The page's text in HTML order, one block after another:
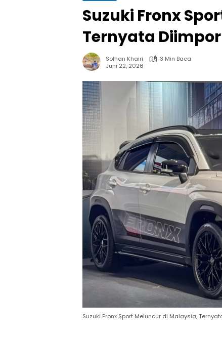
Suzuki Fronx
Ternyata
Solhan Khairi
3 Min Baca
Juni 22, 2026
Suzuki Fronx Sport Meluncur di Malaysia,